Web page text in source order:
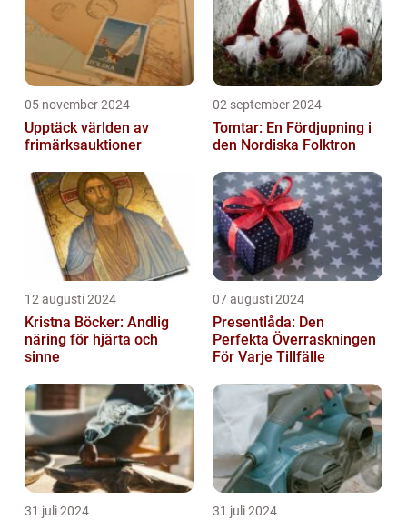
05 november 2024
Upptäck världen av
frimärksauktioner
02 september 2024
Tomtar: En Fördjupning i
den Nordiska Folktron
12 augusti 2024
Kristna Böcker: Andlig
näring för hjärta och
sinne
07 augusti 2024
Presentlåda: Den
Perfekta Överraskningen
För Varje Tillfälle
31 juli 2024 31 juli 2024